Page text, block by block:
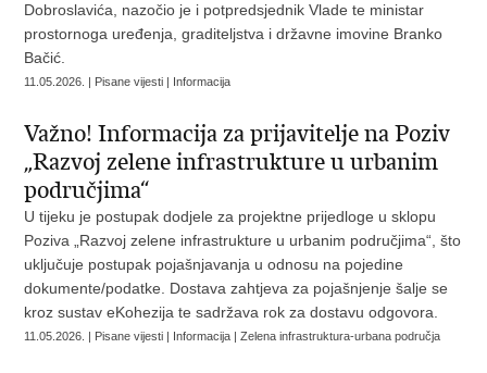
Dobroslavića, nazočio je i potpredsjednik Vlade te ministar
prostornoga uređenja, graditeljstva i državne imovine Branko
Bačić.
11.05.2026. | Pisane vijesti | Informacija
Važno! Informacija za prijavitelje na Poziv
„Razvoj zelene infrastrukture u urbanim
područjima“
U tijeku je postupak dodjele za projektne prijedloge u sklopu
Poziva „Razvoj zelene infrastrukture u urbanim područjima“, što
uključuje postupak pojašnjavanja u odnosu na pojedine
dokumente/podatke. Dostava zahtjeva za pojašnjenje šalje se
kroz sustav eKohezija te sadržava rok za dostavu odgovora.
11.05.2026. | Pisane vijesti | Informacija | Zelena infrastruktura-urbana područja